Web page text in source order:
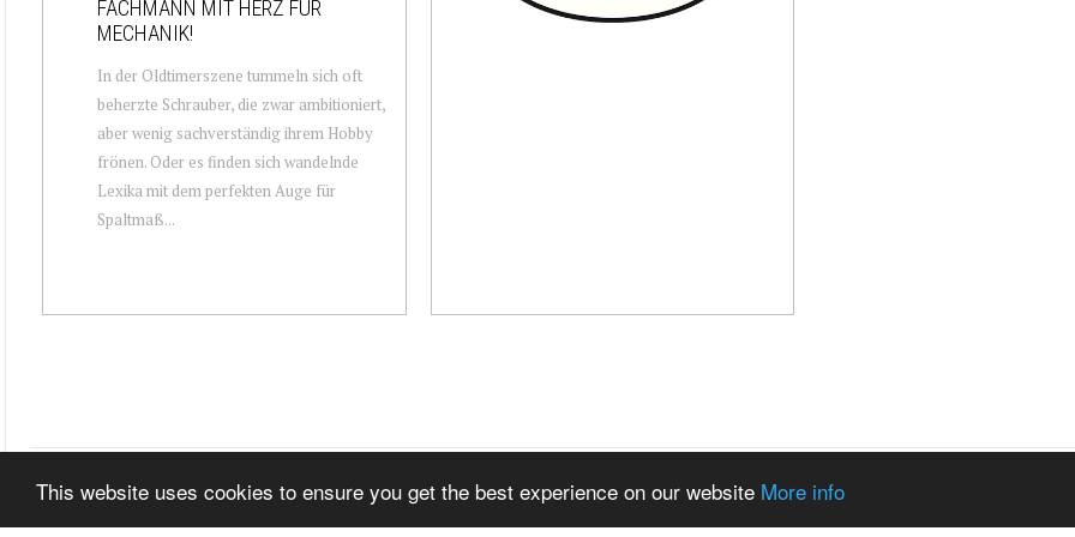
This website uses cookies to ensure you get the best experience on our website More info
FACHMANN MIT HERZ FÜR
MECHANIK!
In der Oldtimerszene tummeln sich oft
beherzte Schrauber, die zwar ambitioniert,
aber wenig sachverständig ihrem Hobby
frönen. Oder es finden sich wandelnde
Lexika mit dem perfekten Auge für
Spaltmaß...